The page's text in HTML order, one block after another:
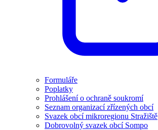
Formuláře
Poplatky
Prohlášení o ochraně soukromí
Seznam organizací zřízených obcí
Svazek obcí mikroregionu Stražiště
Dobrovolný svazek obcí Sompo